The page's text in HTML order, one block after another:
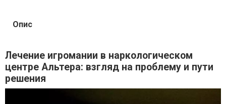
Опис
Лечение игромании в наркологическом
центре Альтера: взгляд на проблему и пути
решения